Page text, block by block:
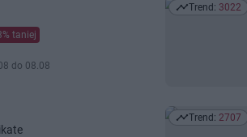
taniej
do 08.08
Trend: 3022
Trend: 3022
Trend: 2707
Trend: 2707